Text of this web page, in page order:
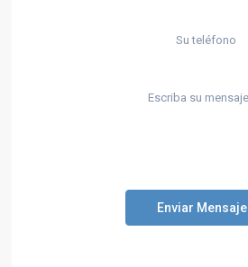
Enviar Mensaje